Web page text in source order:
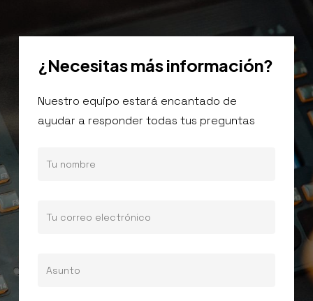
¿Necesitasmásinformación?
Nuestro equipo estará encantado de
ayudar a responder todas tus preguntas